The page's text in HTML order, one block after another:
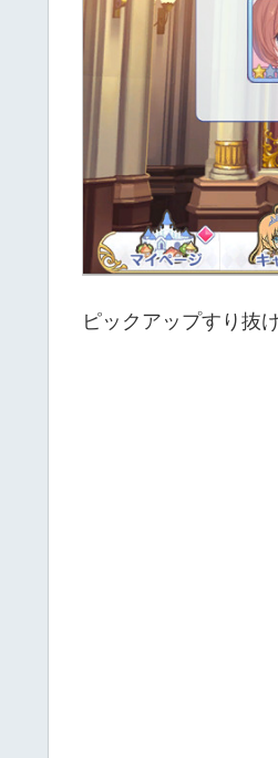
ピックアップすり抜